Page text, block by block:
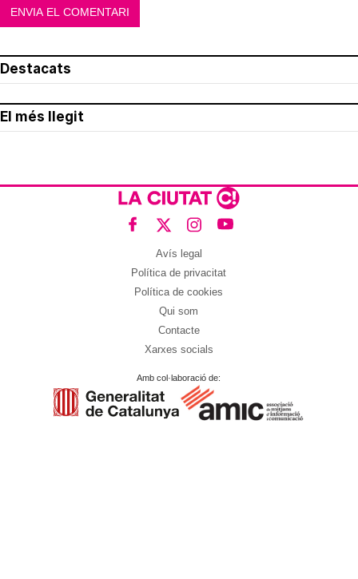
Destacats
El més llegit
Avís legal
Política de privacitat
Política de cookies
Qui som
Contacte
Xarxes socials
Amb col·laboració de: